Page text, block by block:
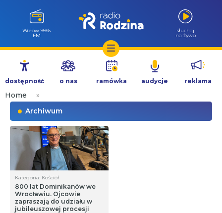
Przejdź
treści
Wołów 99.6
FM
słuchaj
na żywo
dostępność o nas ramówka audycje reklama
Home
»
Archiwum
Kategoria: Kościół
800 lat Dominikanów we
Wrocławiu. Ojcowie
zapraszają do udziału w
jubileuszowej procesji